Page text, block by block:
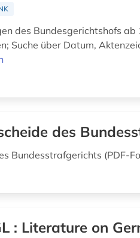
des Bundesgerichtshofs
Suche über Datum,
des
Bundesstrafgerichts (PDF-
: Literature on